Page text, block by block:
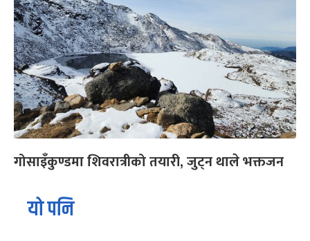
गोसाइँकुण्डमा शिवरात्रीको तयारी, जुट्न थाले भक्तजन
यो पनि